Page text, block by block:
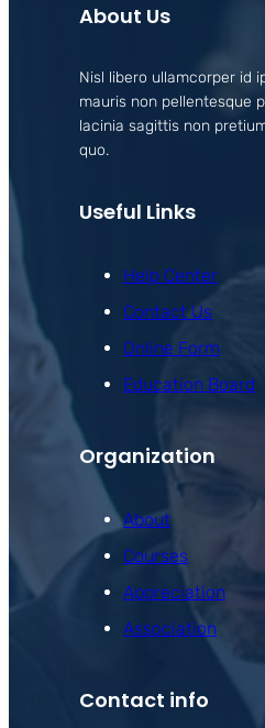
About Us
Nisl libero ullamcorper id
mauris non pellentesque
lacinia sagittis non
quo.
Useful Links
Help Center
Contact Us
Online Form
Education Board
Organization
About
Courses
Appreciation
Association
Contact info